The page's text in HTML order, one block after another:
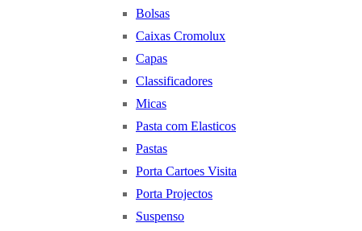
Bolsas
Caixas Cromolux
Capas
Classificadores
Micas
Pasta com Elasticos
Pastas
Porta Cartoes Visita
Porta Projectos
Suspenso